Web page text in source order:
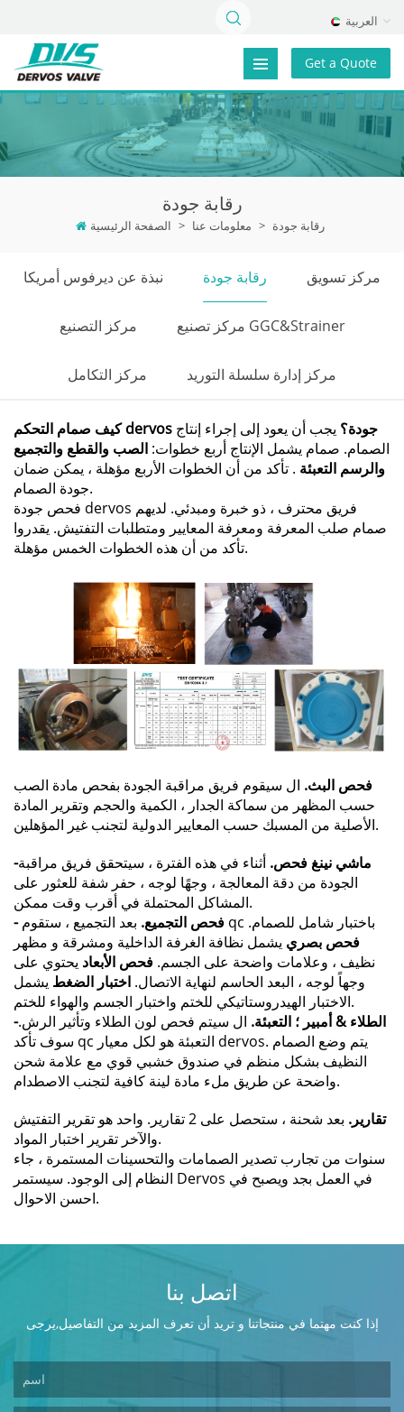
العربية
Get a Quote
رقابة جودة
الصفحة الرئيسية > معلومات عنا > رقابة جودة
نبذة عن ديرفوس أمريكا رقابة جودة مركز تسويق
مركز التصنيع مركز تصنيع GGC&Strainer
مركز التكامل مركز إدارة سلسلة التوريد
كيف صمام التحكم dervos جودة؟ يجب أن يعود إلى إجراء إنتاج
الصمام. صمام يشمل الإنتاج أربع خطوات: الصب والقطع والتجميع
والرسم التعبئة . تأكد من أن الخطوات الأربع مؤهلة ، يمكن ضمان
جودة الصمام.
فحص جودة dervos فريق محترف ، ذو خبرة ومبدئي. لديهم
صمام صلب المعرفة ومعرفة المعايير ومتطلبات التفتيش. يقدروا
تأكد من أن هذه الخطوات الخمس مؤهلة.
فحص البث. ال سيقوم فريق مراقبة الجودة بفحص مادة الصب
حسب المظهر من سماكة الجدار ، الكمية والحجم وتقرير المادة
الأصلية من المسبك حسب المعايير الدولية لتجنب غير المؤهلين.
-ماشي نينغ فحص. أثناء في هذه الفترة ، سيتحقق فريق مراقبة
الجودة من دقة المعالجة ، وجهًا لوجه ، حفر شفة للعثور على
المشاكل المحتملة في أقرب وقت ممكن.
- فحص التجميع.
بعد التجميع ، ستقوم qc باختبار شامل للصمام.
فحص بصري يشمل نظافة الغرفة الداخلية ومشرقة و مظهر
نظيف ، وعلامات واضحة على الجسم. فحص الأبعاد يحتوي على
وجهاً لوجه ، البعد الحاسم لنهاية الاتصال. اختبار الضغط يشمل
الاختبار الهيدروستاتيكي للختم واختبار الجسم والهواء للختم.
-الطلاء & أمبير ؛ التعبئة. ال سيتم فحص لون الطلاء وتأثير الرش.
سوف تأكد qc التعبئة هو لكل معيار dervos. يتم وضع الصمام
النظيف بشكل منظم في صندوق خشبي قوي مع علامة شحن
واضحة عن طريق ملء مادة لينة كافية لتجنب الاصطدام.
تقارير.
بعد شحنة ، ستحصل على 2 تقارير. واحد هو تقرير التفتيش
والآخر تقرير اختبار المواد.
سنوات من تجارب تصدير الصمامات والتحسينات المستمرة ، جاء
النظام إلى الوجود. سيستمر Dervos في العمل بجد ويصبح في
احسن الاحوال.
اتصل بنا
إذا كنت مهتما في منتجاتنا و تريد أن تعرف المزيد من التفاصيل,يرجى